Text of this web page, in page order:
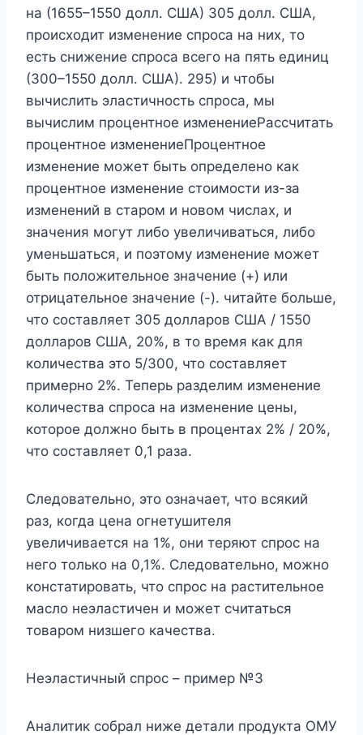
на (1655–1550 долл. США) 305 долл. США,
происходит изменение спроса на них, то
есть снижение спроса всего на пять единиц
(300–1550 долл. США). 295) и чтобы
вычислить эластичность спроса, мы
вычислим процентное изменениеРассчитать
процентное изменениеПроцентное
изменение может быть определено как
процентное изменение стоимости из-за
изменений в старом и новом числах, и
значения могут либо увеличиваться, либо
уменьшаться, и поэтому изменение может
быть положительное значение (+) или
отрицательное значение (-). читайте больше,
что составляет 305 долларов США / 1550
долларов США, 20%, в то время как для
количества это 5/300, что составляет
примерно 2%. Теперь разделим изменение
количества спроса на изменение цены,
которое должно быть в процентах 2% / 20%,
что составляет 0,1 раза.
Следовательно, это означает, что всякий
раз, когда цена огнетушителя
увеличивается на 1%, они теряют спрос на
него только на 0,1%. Следовательно, можно
констатировать, что спрос на растительное
масло неэластичен и может считаться
товаром низшего качества.
Неэластичный спрос – пример №3
Аналитик собрал ниже детали продукта ОМУ